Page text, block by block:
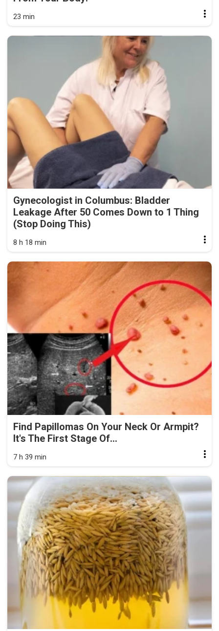
23 min
Gynecologist in Columbus: Bladder
Leakage After 50 Comes Down to 1 Thing
(Stop Doing This)
8 h 18 min
Find Papillomas On Your Neck Or Armpit?
It's The First Stage Of...
7 h 39 min